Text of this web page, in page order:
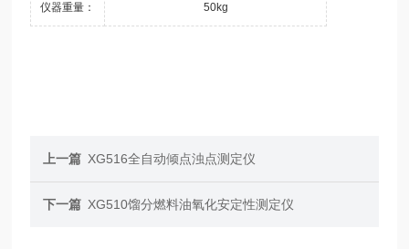
仪器重量： 50kg
上一篇 XG516全自动倾点浊点测定仪
下一篇 XG510馏分燃料油氧化安定性测定仪